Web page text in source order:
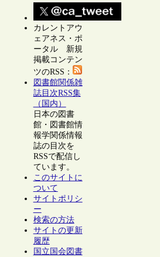
カレントアウ
ェアネス・ポ
ータル 新規
掲載コンテン
ツのRSS：
図書館関係雑
誌目次RSS集
（国内）
日本の図書
館・図書館情
報学関係情報
誌の目次を
RSSで配信し
ています。
このサイトに
ついて
サイトポリシ
ー
検索の方法
サイトの更新
履歴
国立国会図書